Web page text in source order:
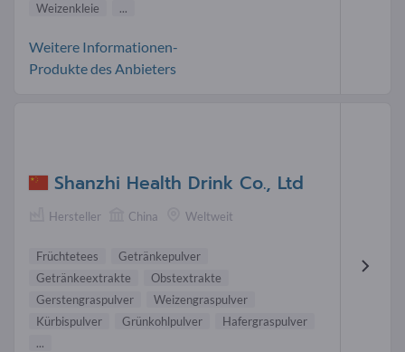
Weizenkleie
...
Weitere Informationen-
Produkte des Anbieters
Shanzhi Health Drink Co., Ltd
Hersteller China Weltweit
Früchtetees
Getränkepulver
Getränkeextrakte
Obstextrakte
Gerstengraspulver
Weizengraspulver
Kürbispulver
Grünkohlpulver
Hafergraspulver
...